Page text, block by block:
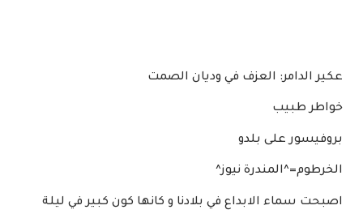
عكير الدامر: العزف في وديان الصمت
خواطر طبيب
بروفيسور على بلدو
الخرطوم=^المندرة نيوز^
اصبحت سماء الابداع في بلادنا و كانها كون كبير في ليلة